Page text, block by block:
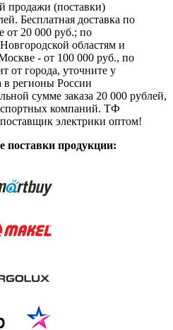
продажи (поставки)
Бесплатная доставка по
от 20 000 руб.; по
областям и
- от 100 000 руб., по
от города, уточните у
в регионы России
сумме заказа 20 000 рублей,
компаний. ТФ
электрики оптом!
продукции: